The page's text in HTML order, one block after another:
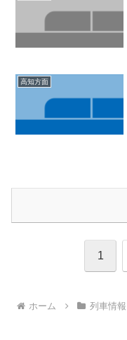
高知方面
1
ホーム 列車情報